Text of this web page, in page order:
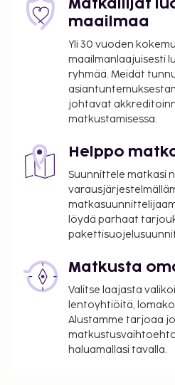
majoituspaikassa.
kaudesta, eikä sitä
vuoden. Muita
saatetaan soveltaa.
yhteyttä
varausvahvistuksessa
Kaupungin perimä vero:
Kaupungin perimä vero:
aikana 2.00 EUR per
Tässä on mainittu kaikki
ilmoittamat maksut.
Kansallisten
tässä majoituspaikassa.
ottamalla yhteyttä
varausvahvistuksessa
Matkailijat
maailmaa
Yli 30 vuoden
maailmanlaajuisesti
ryhmää. Meidät
johtavat
matkustamisessa.
Helppo
Suunnittele matkasi
löydä parhaat
Matkusta
Valitse laajasta
lentoyhtiöitä,
Alustamme tarjoaa
haluamallasi tavalla.